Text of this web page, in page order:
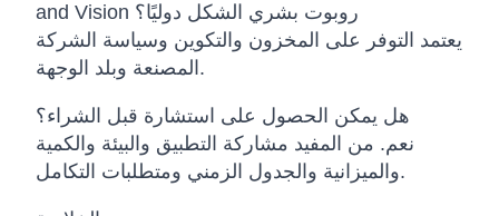
and Vision روبوت بشري الشكل دوليًا؟
يعتمد التوفر على المخزون والتكوين وسياسة الشركة
المصنعة وبلد الوجهة.
هل يمكن الحصول على استشارة قبل الشراء؟
نعم. من المفيد مشاركة التطبيق والبيئة والكمية
والميزانية والجدول الزمني ومتطلبات التكامل.